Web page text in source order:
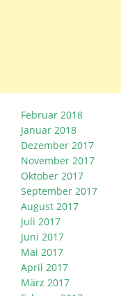
Februar 2018
Januar 2018
Dezember 2017
November 2017
Oktober 2017
September 2017
August 2017
Juli 2017
Juni 2017
Mai 2017
April 2017
März 2017